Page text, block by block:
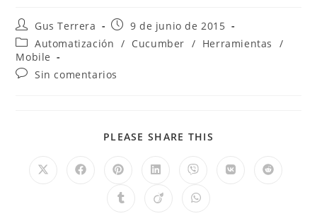
Gus Terrera
9 de junio de 2015
Automatización / Cucumber / Herramientas
/
Mobile
Sin comentarios
PLEASE SHARE THIS